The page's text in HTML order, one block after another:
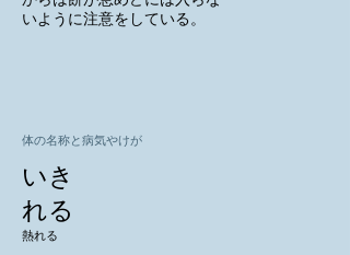
いように注意をしている。
体の名称と病気やけが
いき
れる
熱れる